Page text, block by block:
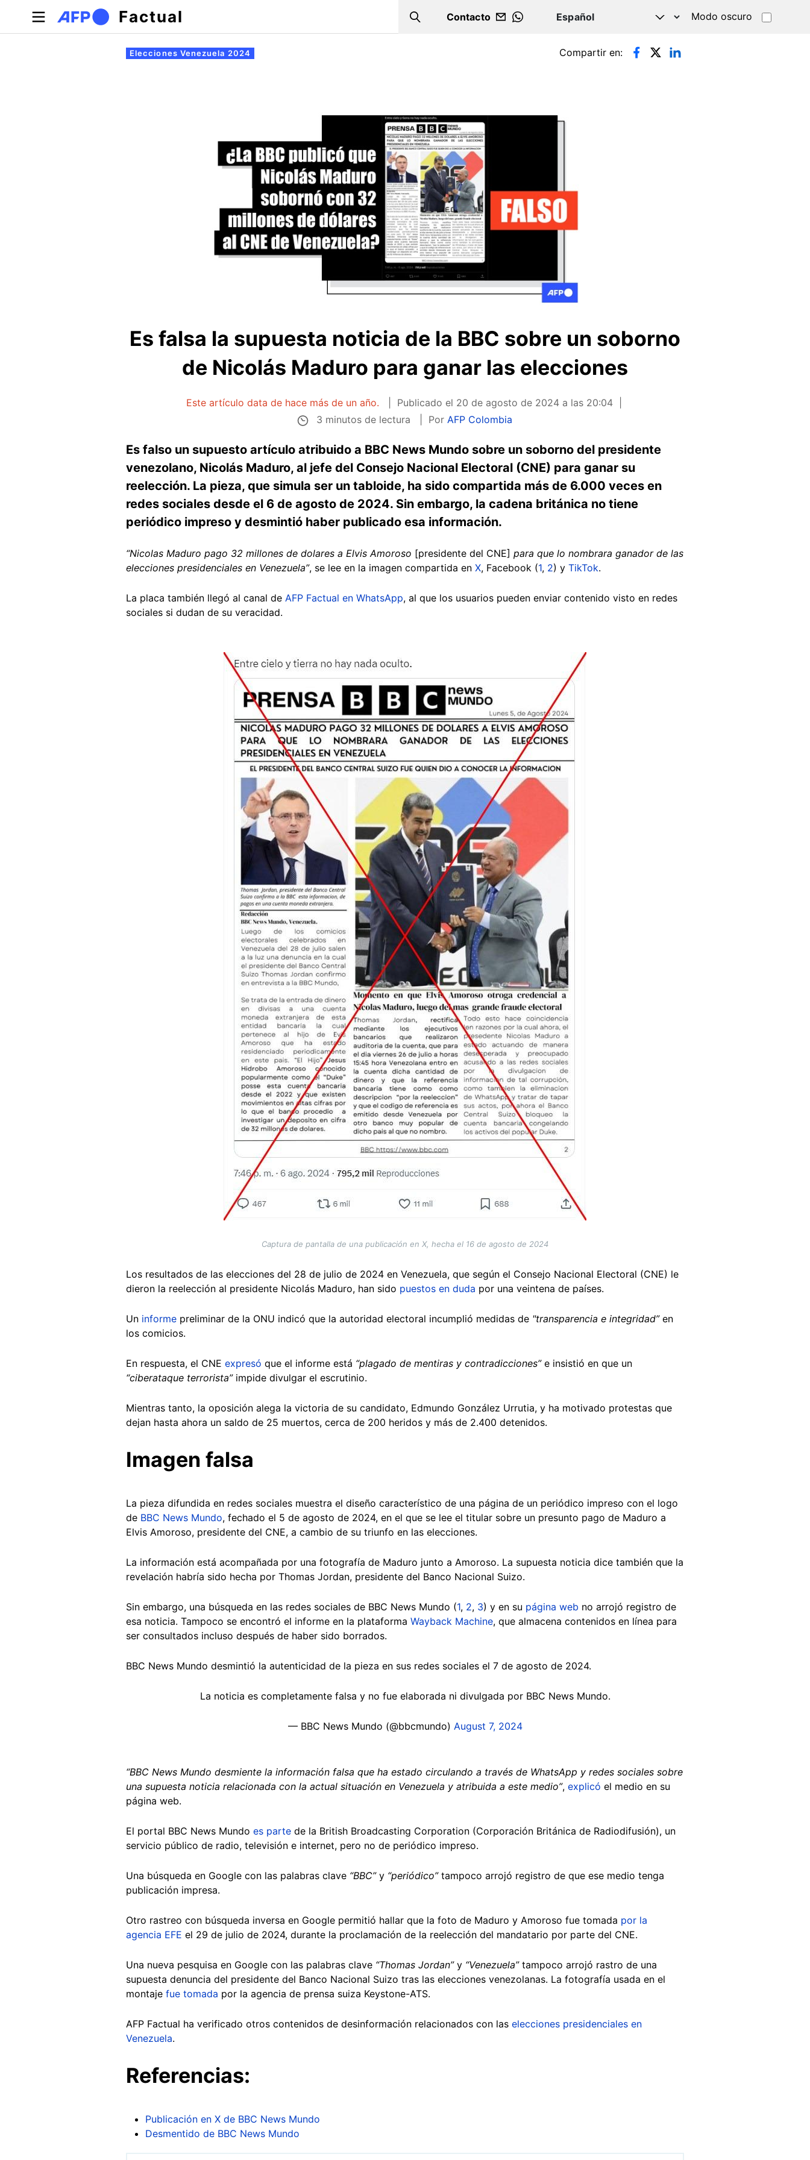
Pasar al contenido principal
Factual Search
Contacto
WHATSAPP
Modo oscuro
Solapas principales
Elecciones Venezuela 2024 Compartir en:
Es falsa la supuesta noticia de la BBC sobre un soborno
de Nicolás Maduro para ganar las elecciones
Este artículo data de hace más de un año. Publicado el 20 de agosto de 2024 a las 20:04
3 minutos de lectura
PorAFP Colombia
Es falso un supuesto artículo atribuido a BBC News Mundo sobre un soborno del presidente
venezolano, Nicolás Maduro, al jefe del Consejo Nacional Electoral (CNE) para ganar su
reelección. La pieza, que simula ser un tabloide, ha sido compartida más de 6.000 veces en
redes sociales desde el 6 de agosto de 2024. Sin embargo, la cadena británica no tiene
periódico impreso y desmintió haber publicado esa información.
“Nicolas Maduro pago 32 millones de dolares a Elvis Amoroso [presidente del CNE] para que lo nombrara ganador de las
elecciones presidenciales en Venezuela”, se lee en la imagen compartida en X, Facebook (1, 2) y TikTok.
La placa también llegó al canal de AFP Factual en WhatsApp, al que los usuarios pueden enviar contenido visto en redes
sociales si dudan de su veracidad.
Captura de pantalla de una publicación en X, hecha el 16 de agosto de 2024
Los resultados de las elecciones del 28 de julio de 2024 en Venezuela, que según el Consejo Nacional Electoral (CNE) le
dieron la reelección al presidente Nicolás Maduro, han sido puestos en duda por una veintena de países.
Un informe preliminar de la ONU indicó que la autoridad electoral incumplió medidas de "transparencia e integridad”en
los comicios.
En respuesta, el CNE expresó que el informe está “plagado de mentiras y contradicciones”e insistió en que un
“ciberataque terrorista”impide divulgar el escrutinio.
Mientras tanto, la oposición alega la victoria de su candidato, Edmundo González Urrutia, y ha motivado protestas que
dejan hasta ahora un saldo de 25 muertos, cerca de 200 heridos y más de 2.400 detenidos.
Imagen falsa
La pieza difundida en redes sociales muestra el diseño característico de una página de un periódico impreso con el logo
de BBC News Mundo, fechado el 5 de agosto de 2024, en el que se lee el titular sobre un presunto pago de Maduro a
Elvis Amoroso, presidente del CNE, a cambio de su triunfo en las elecciones.
La información está acompañada por una fotografía de Maduro junto a Amoroso. La supuesta noticia dice también que la
revelación habría sido hecha por Thomas Jordan, presidente del Banco Nacional Suizo.
Sin embargo, una búsqueda en las redes sociales de BBC News Mundo (1, 2, 3) y en su página web no arrojó registro de
esa noticia. Tampoco se encontró el informe en la plataforma Wayback Machine, que almacena contenidos en línea para
ser consultados incluso después de haber sido borrados.
BBC News Mundo desmintió la autenticidad de la pieza en sus redes sociales el 7 de agosto de 2024.
La noticia es completamente falsa y no fue elaborada ni divulgada por BBC News Mundo.
— BBC News Mundo (@bbcmundo) August 7, 2024
“BBC News Mundo desmiente la información falsa que ha estado circulando a través de WhatsApp y redes sociales sobre
una supuesta noticia relacionada con la actual situación en Venezuela y atribuida a este medio”, explicó el medio en su
página web.
El portal BBC News Mundo es parte de la British Broadcasting Corporation (Corporación Británica de Radiodifusión), un
servicio público de radio, televisión e internet, pero no de periódico impreso.
Una búsqueda en Google con las palabras clave “BBC”y “periódico”tampoco arrojó registro de que ese medio tenga
publicación impresa.
Otro rastreo con búsqueda inversa en Google permitió hallar que la foto de Maduro y Amoroso fue tomada por la
agencia EFE el 29 de julio de 2024, durante la proclamación de la reelección del mandatario por parte del CNE.
Una nueva pesquisa en Google con las palabras clave “Thomas Jordan”y “Venezuela”tampoco arrojó rastro de una
supuesta denuncia del presidente del Banco Nacional Suizo tras las elecciones venezolanas. La fotografía usada en el
montaje fue tomada por la agencia de prensa suiza Keystone-ATS.
AFP Factual ha verificado otros contenidos de desinformación relacionados con las elecciones presidenciales en
Venezuela.
Referencias:
Publicación en X de BBC News Mundo
Desmentido de BBC News Mundo